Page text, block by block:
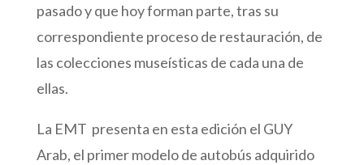
pasado y que hoy forman parte, tras su
correspondiente proceso de restauración, de
las colecciones museísticas de cada una de
ellas.
La EMT presenta en esta edición el GUY
Arab, el primer modelo de autobús adquirido